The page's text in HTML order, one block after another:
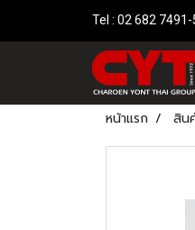
Tel : 02 682
หน้าแรก สิน